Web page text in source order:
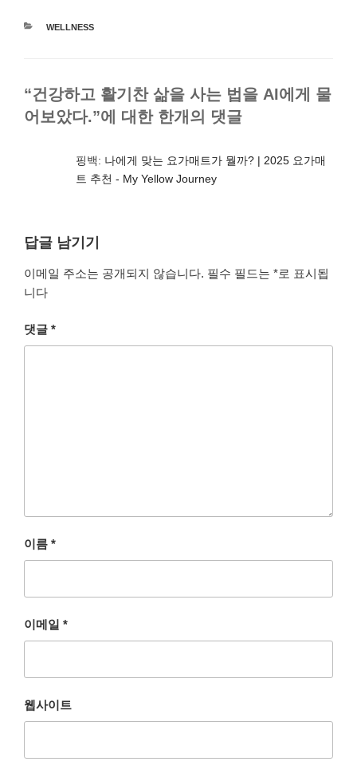
카
WELLNESS
“건강하고 활기찬 삶을 사는 법을 AI에게 물
어보았다.”에 대한 한개의 댓글
핑백: 나에게 맞는 요가매트가 뭘까? | 2025 요가매
트 추천 - My Yellow Journey
답글 남기기
이메일 주소는 공개되지 않습니다. 필수 필드는 *로 표시됩
니다
댓글 *
이름 *
이메일 *
웹사이트